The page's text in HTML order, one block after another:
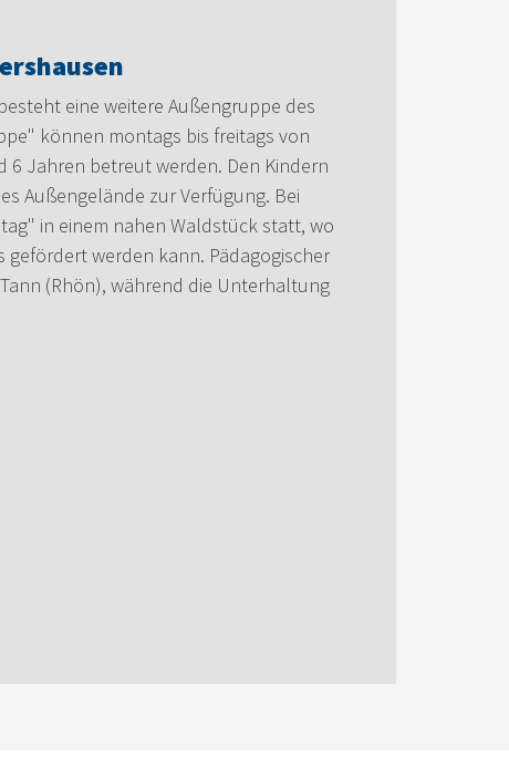
eine weitere Außengruppe des
können montags bis freitags von
6 Jahren betreut werden. Den Kindern
Außengelände zur Verfügung. Bei
in einem nahen Waldstück statt, wo
gefördert werden kann. Pädagogischer
(Rhön), während die Unterhaltung